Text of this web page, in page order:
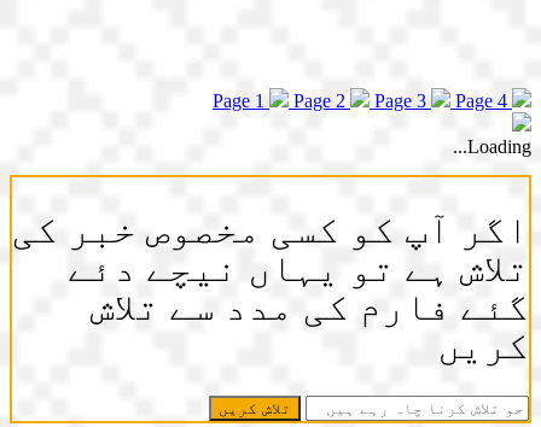
Page 1 Page 2 Page 3 Page 4
Loading...
اگر آپ کو کسی مخصوص خبر کی
تلاش ہے تو یہاں نیچے دئے
گئے فارم کی مدد سے تلاش
کریں